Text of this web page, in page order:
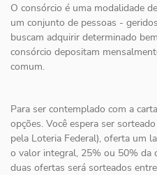
O consórcio é uma modalidade
um conjunto de pessoas -
buscam adquirir determinado
consórcio depositam
comum.
Para ser contemplado com a
opções. Você espera ser
pela Loteria Federal), oferta um
o valor integral, 25% ou 50% da
duas ofertas será sorteados